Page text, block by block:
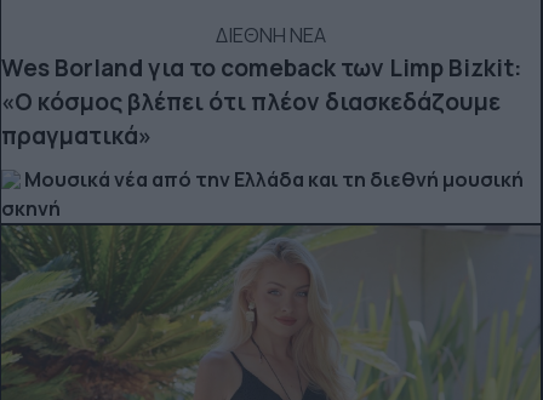
ΔΙΕΘΝΗ ΝΕΑ
Wes Borland για το comeback των Limp Bizkit:
«Ο κόσμος βλέπει ότι πλέον διασκεδάζουμε
πραγματικά»
Μουσικά νέα από την Ελλάδα και τη διεθνή μουσική
σκηνή